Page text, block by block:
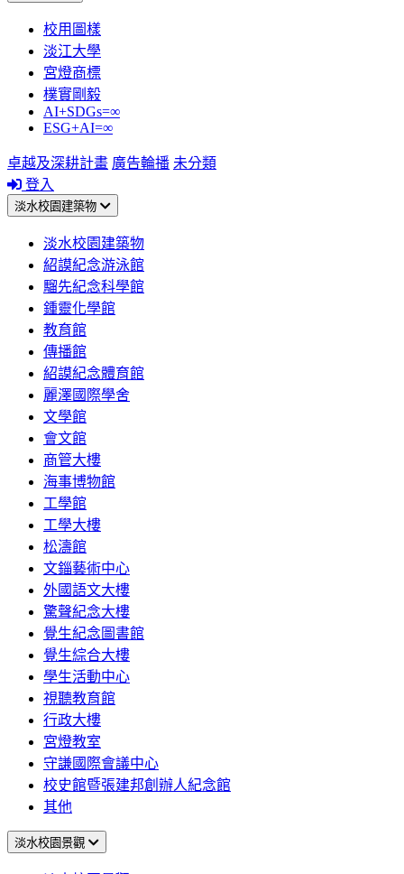
校用圖樣
淡江大學
宮燈商標
樸實剛毅
AI+SDGs=∞
ESG+AI=∞
卓越及深耕計畫 廣告輪播 未分類
登入
淡水校園建築物
淡水校園建築物
紹謨紀念游泳館
騮先紀念科學館
鍾靈化學館
教育館
傳播館
紹謨紀念體育館
麗澤國際學舍
文學館
會文館
商管大樓
海事博物館
工學館
工學大樓
松濤館
文錙藝術中心
外國語文大樓
驚聲紀念大樓
覺生紀念圖書館
覺生綜合大樓
學生活動中心
視聽教育館
行政大樓
宮燈教室
守謙國際會議中心
校史館暨張建邦創辦人紀念館
其他
淡水校園景觀